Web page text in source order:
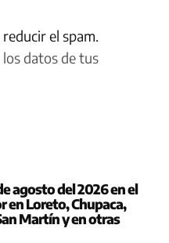
el spam.
datos de tus
agosto del 2026 en el
en Loreto, Chupaca,
Martín y en otras